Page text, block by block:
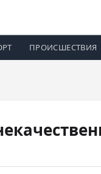
ПРОИСШЕСТВИЯ